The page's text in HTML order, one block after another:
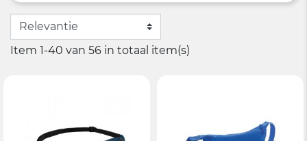
Item 1-40 van 56 in totaal item(s)